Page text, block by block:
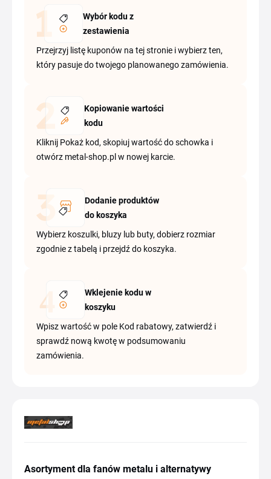
Wybór kodu z
zestawienia
Przejrzyj listę kuponów na tej stronie i wybierz ten,
który pasuje do twojego planowanego zamówienia.
Kopiowanie wartości
kodu
Kliknij Pokaż kod, skopiuj wartość do schowka i
otwórz metal-shop.pl w nowej karcie.
Dodanie produktów
do koszyka
Wybierz koszulki, bluzy lub buty, dobierz rozmiar
zgodnie z tabelą i przejdź do koszyka.
Wklejenie kodu w
koszyku
Wpisz wartość w pole Kod rabatowy, zatwierdź i
sprawdź nową kwotę w podsumowaniu
zamówienia.
Asortyment dla fanów metalu i alternatywy